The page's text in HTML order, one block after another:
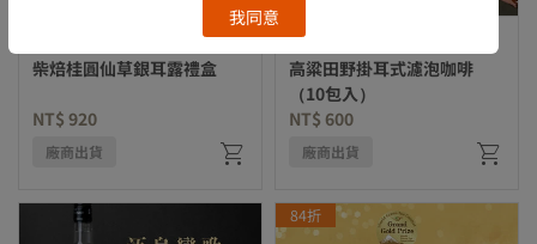
柴焙桂圓仙草銀耳露禮盒
NT$ 920
廠商出貨
金門酒字咖啡商行
高粱田野掛耳式濾泡咖啡
（10包入）
NT$ 600
廠商出貨
84折
我同意